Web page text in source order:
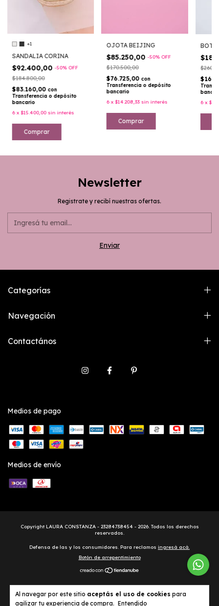
Al navegar por este sitio aceptás el uso de cookies para
agilizar tu experiencia de compra. Entendido
+1
SANDALIA CORINA
$92.400,00-50% OFF
$184.800,00
$83.160,00 con
Transferencia o depósito
bancario
6 x$15.400,00 sin interés
Comprar
OJOTA BEIJING
$85.250,00-50% OFF
$170.500,00
$76.725,00 con
Transferencia o depósito
bancario
6 x$14.208,33 sin interés
Comprar
BOTA
6 x
Newsletter
Registrate y recibí nuestras ofertas.
Categorías
Navegación
Contactános
Medios de pago
Medios de envío
Copyright LAURA CONSTANZA - 23284738454 - 2026. Todos los derechos
reservados.
Defensa de las y los consumidores. Para reclamos ingresá acá.
Botón de arrepentimiento